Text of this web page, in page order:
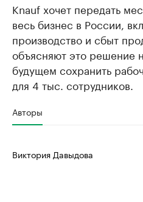
Knauf хочет передать
весь бизнес в России,
производство и сбыт
объясняют это решение
будущем сохранить
для 4 тыс. сотрудников.
Авторы
Виктория Давыдова